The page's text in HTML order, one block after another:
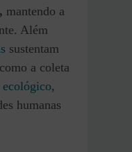
mantendo a
Além
sustentam
a coleta
,
humanas